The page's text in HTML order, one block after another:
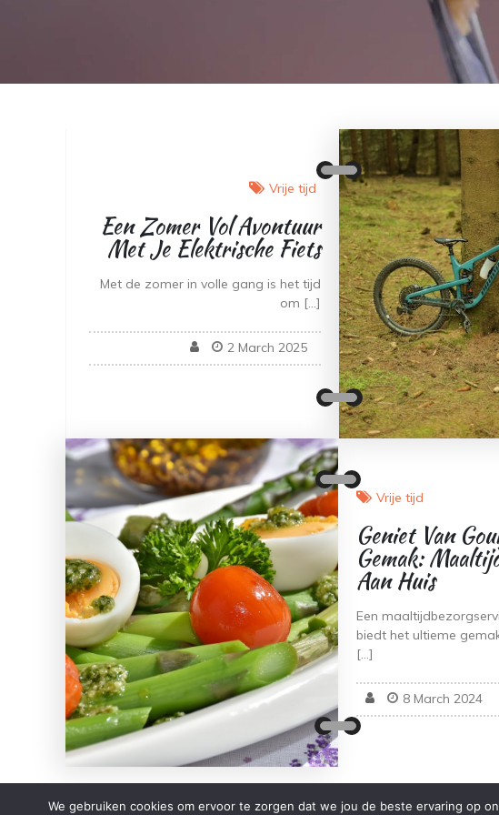
Vrije tijd
Een Zomer Vol Avontuur
Met Je Elektrische Fiets
Met de zomer in volle gang is het tijd
om […]
2 March 2025
Vrije tijd
Geniet Van
Gemak:
Aan Huis
Een
biedt het ultieme
[…]
8 March 2024
We gebruiken cookies om ervoor te zorgen dat we jou de beste ervaring op